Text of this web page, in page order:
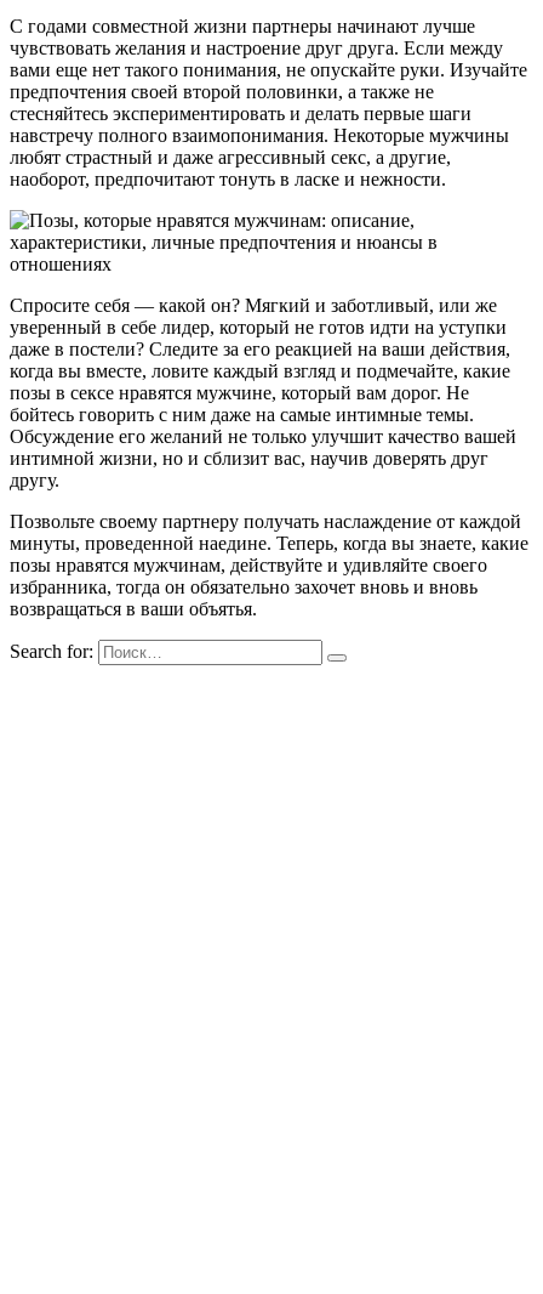
С годами совместной жизни партнеры начинают лучше
чувствовать желания и настроение друг друга. Если между
вами еще нет такого понимания, не опускайте руки. Изучайте
предпочтения своей второй половинки, а также не
стесняйтесь экспериментировать и делать первые шаги
навстречу полного взаимопонимания. Некоторые мужчины
любят страстный и даже агрессивный секс, а другие,
наоборот, предпочитают тонуть в ласке и нежности.
Спросите себя — какой он? Мягкий и заботливый, или же
уверенный в себе лидер, который не готов идти на уступки
даже в постели? Следите за его реакцией на ваши действия,
когда вы вместе, ловите каждый взгляд и подмечайте, какие
позы в сексе нравятся мужчине, который вам дорог. Не
бойтесь говорить с ним даже на самые интимные темы.
Обсуждение его желаний не только улучшит качество вашей
интимной жизни, но и сблизит вас, научив доверять друг
другу.
Позвольте своему партнеру получать наслаждение от каждой
минуты, проведенной наедине. Теперь, когда вы знаете, какие
позы нравятся мужчинам, действуйте и удивляйте своего
избранника, тогда он обязательно захочет вновь и вновь
возвращаться в ваши объятья.
Search for: